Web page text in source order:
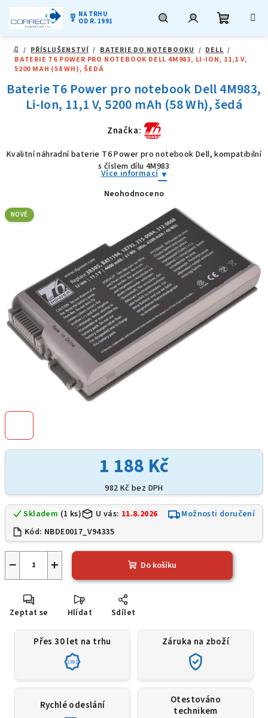
obsah
military_tech NA TRHU
OD R. 1991
DOMŮ
/ PŘÍSLUŠENSTVÍ / BATERIE DO NOTEBOOKU / DELL /
BATERIE T6 POWER PRO NOTEBOOK DELL 4M983, LI-ION, 11,1 V,
5200 MAH (58 WH), ŠEDÁ
1 188 Kč
982 Kč bez DPH
Skladem (1 ks) U vás: 11.8.2026
Možnosti doručení
Kód: NBDE0017_V94335
+
− Do košíku
Zeptat se Hlídat Sdílet
Baterie T6 Power pro notebook Dell 4M983,
Li-Ion, 11,1 V, 5200 mAh (58 Wh), šedá
Značka:
Kvalitní náhradní baterie T6 Power pro notebook Dell, kompatibilní
s číslem dílu 4M983
Více informací
Průměrné
5
hvězdiček.
Neohodnoceno
NOVÉ
Přes 30 let na trhu
1991
Záruka na zboží
Rychlé odeslání
Otestováno
technikem